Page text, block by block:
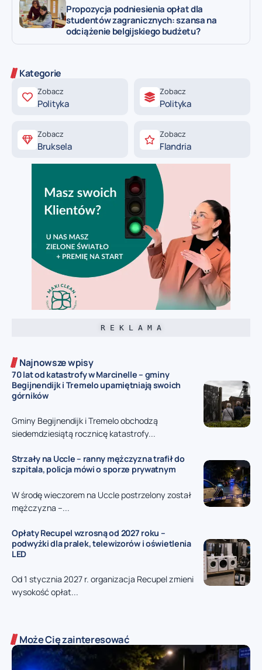
Propozycja podniesienia opłat dla
studentów zagranicznych: szansa na
odciążenie belgijskiego budżetu?
Kategorie
Zobacz
Polityka
Zobacz
Polityka
Zobacz
Bruksela
Zobacz
Flandria
R E K L A M A
Najnowsze wpisy
70 lat od katastrofy w Marcinelle – gminy
Begijnendijk i Tremelo upamiętniają swoich
górników
Gminy Begijnendijk i Tremelo obchodzą
siedemdziesiątą rocznicę katastrofy...
Strzały na Uccle – ranny mężczyzna trafił do
szpitala, policja mówi o sporze prywatnym
W środę wieczorem na Uccle postrzelony został
mężczyzna –...
Opłaty Recupel wzrosną od 2027 roku –
podwyżki dla pralek, telewizorów i oświetlenia
LED
Od 1 stycznia 2027 r. organizacja Recupel zmieni
wysokość opłat...
Może Cię zainteresować